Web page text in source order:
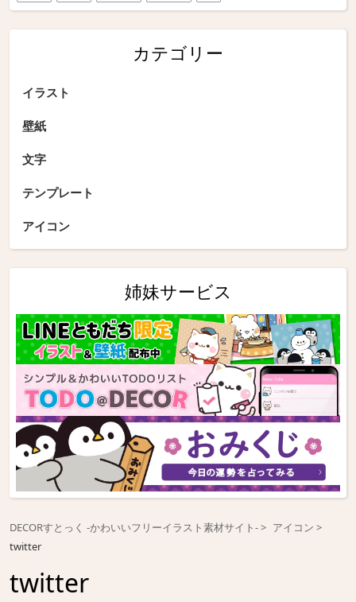
カテゴリー
イラスト
壁紙
文字
テンプレート
アイコン
姉妹サービス
DECORすとっく -かわいいフリーイラスト素材サイト-
アイコン
twitter
twitter